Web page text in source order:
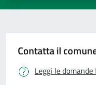
Contatta il
Leggi le